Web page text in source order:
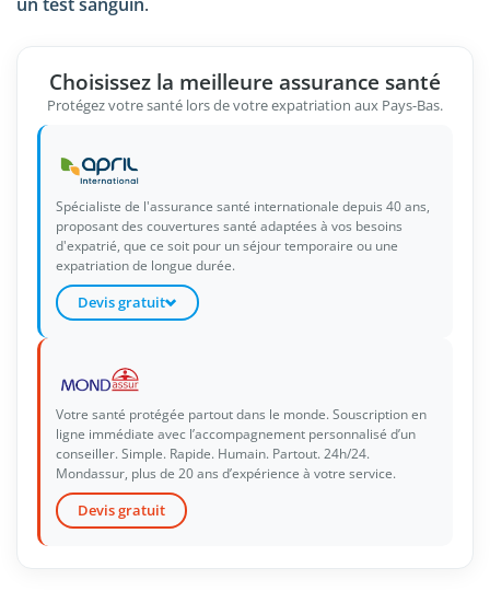
un test sanguin.
Choisissez la meilleure assurance santé
Protégez votre santé lors de votre expatriation aux Pays-Bas.
Spécialiste de l'assurance santé internationale depuis 40 ans,
proposant des couvertures santé adaptées à vos besoins
d'expatrié, que ce soit pour un séjour temporaire ou une
expatriation de longue durée.
Devis gratuit
Votre santé protégée partout dans le monde. Souscription en
ligne immédiate avec l’accompagnement personnalisé d’un
conseiller. Simple. Rapide. Humain. Partout. 24h/24.
Mondassur, plus de 20 ans d’expérience à votre service.
Devis gratuit